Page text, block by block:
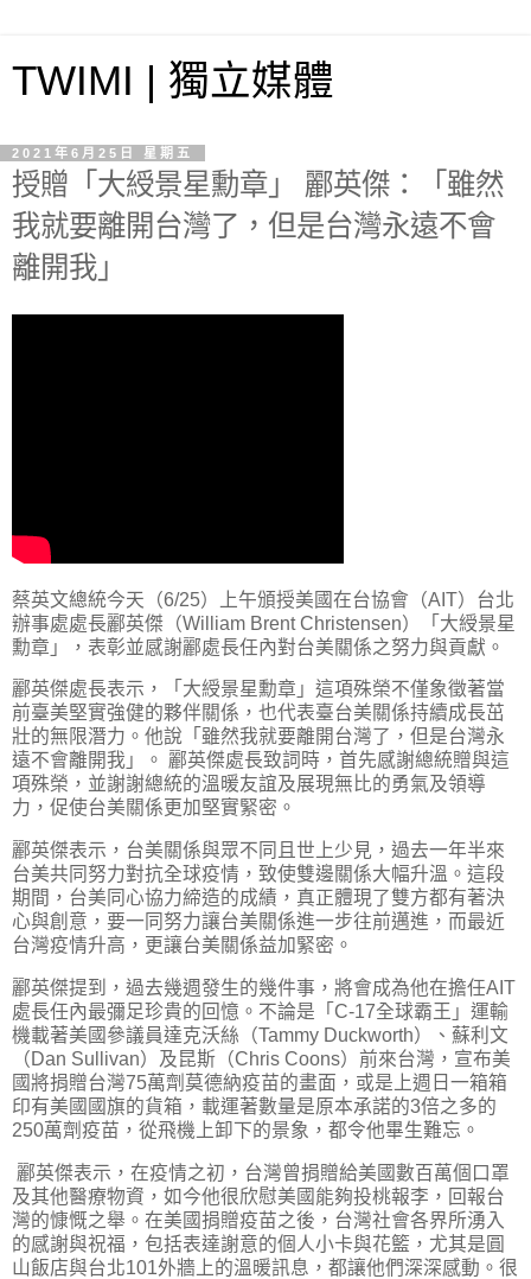
TWIMI | 獨立媒體
2021年6月25日 星期五
授贈「大綬景星勳章」 酈英傑：「雖然
我就要離開台灣了，但是台灣永遠不會
離開我」
蔡英文總統今天（6/25）上午頒授美國在台協會（AIT）台北
辦事處處長酈英傑（William Brent Christensen）「大綬景星
勳章」，表彰並感謝酈處長任內對台美關係之努力與貢獻。
酈英傑處長表示，「大綬景星勳章」這項殊榮不僅象徵著當
前臺美堅實強健的夥伴關係，也代表臺台美關係持續成長茁
壯的無限潛力。他說「雖然我就要離開台灣了，但是台灣永
遠不會離開我」。 酈英傑處長致詞時，首先感謝總統贈與這
項殊榮，並謝謝總統的溫暖友誼及展現無比的勇氣及領導
力，促使台美關係更加堅實緊密。
酈英傑表示，台美關係與眾不同且世上少見，過去一年半來
台美共同努力對抗全球疫情，致使雙邊關係大幅升溫。這段
期間，台美同心協力締造的成績，真正體現了雙方都有著決
心與創意，要一同努力讓台美關係進一步往前邁進，而最近
台灣疫情升高，更讓台美關係益加緊密。
酈英傑提到，過去幾週發生的幾件事，將會成為他在擔任AIT
處長任內最彌足珍貴的回憶。不論是「C-17全球霸王」運輸
機載著美國參議員達克沃絲（Tammy Duckworth）、蘇利文
（Dan Sullivan）及昆斯（Chris Coons）前來台灣，宣布美
國將捐贈台灣75萬劑莫德納疫苗的畫面，或是上週日一箱箱
印有美國國旗的貨箱，載運著數量是原本承諾的3倍之多的
250萬劑疫苗，從飛機上卸下的景象，都令他畢生難忘。
酈英傑表示，在疫情之初，台灣曾捐贈給美國數百萬個口罩
及其他醫療物資，如今他很欣慰美國能夠投桃報李，回報台
灣的慷慨之舉。在美國捐贈疫苗之後，台灣社會各界所湧入
的感謝與祝福，包括表達謝意的個人小卡與花籃，尤其是圓
山飯店與台北101外牆上的溫暖訊息，都讓他們深深感動。很